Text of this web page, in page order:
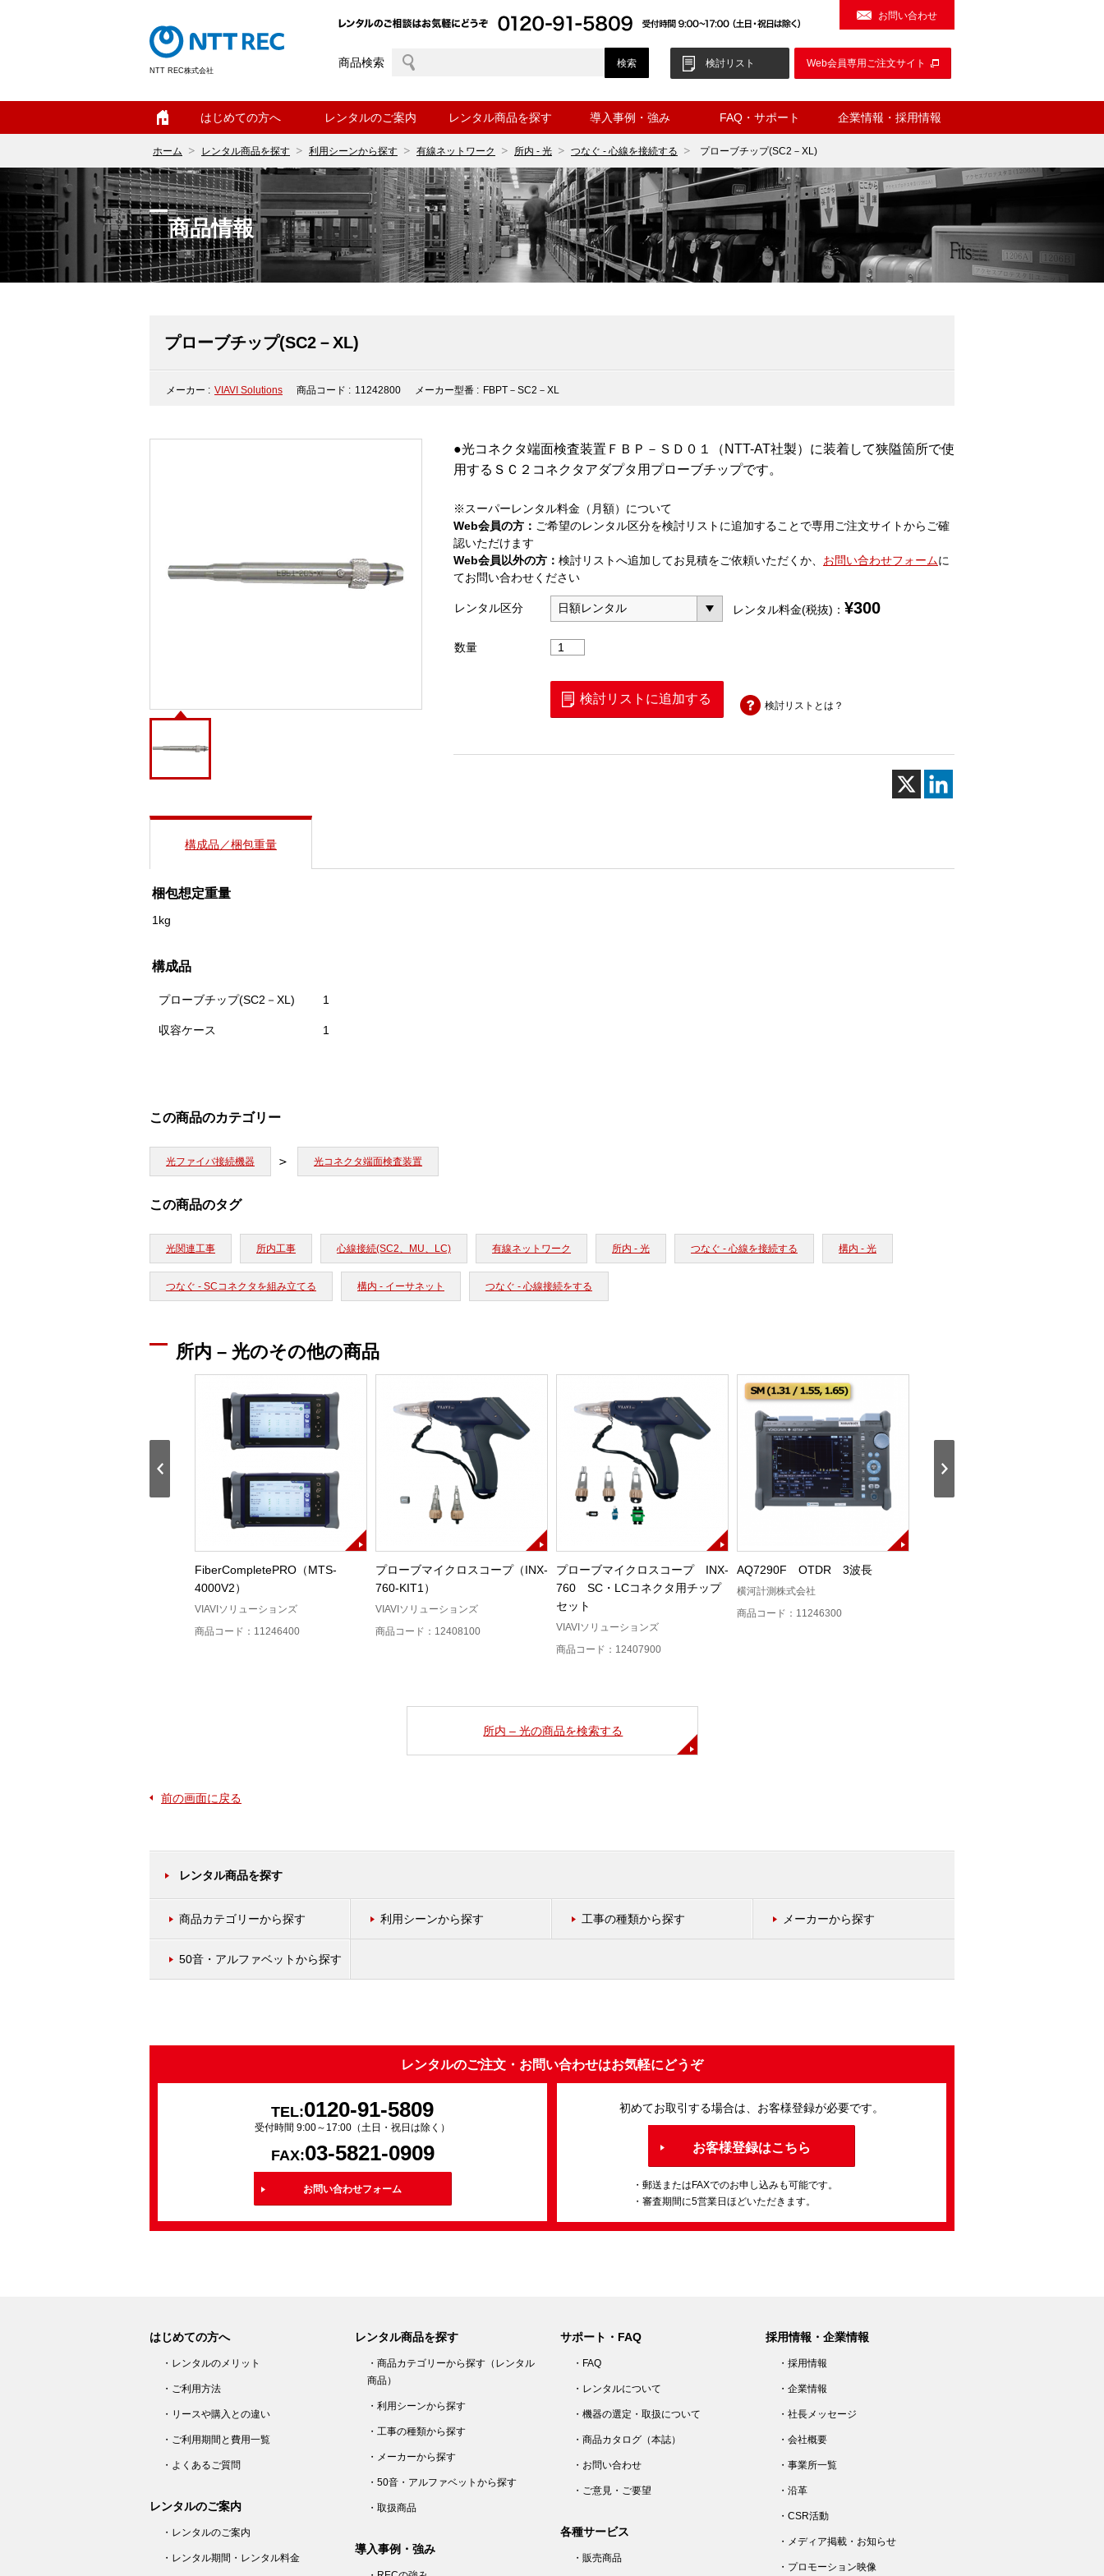
NTT REC株式会社
お問い合わせ
商品検索 検討リスト Web会員専用ご注文サイト
はじめての方へ レンタルのご案内 レンタル商品を探す 導入事例・強み FAQ・サポート 企業情報・採用情報
ホーム レンタル商品を探す 利用シーンから探す 有線ネットワーク 所内 - 光 つなぐ - 心線を接続する プローブチップ(SC2－XL)
商品情報
プローブチップ(SC2－XL)
メーカー : VIAVI Solutions 商品コード : 11242800 メーカー型番 : FBPT－SC2－XL
●光コネクタ端面検査装置ＦＢＰ－ＳＤ０１（NTT-AT社製）に装着して狭隘箇所で使
用するＳＣ２コネクタアダプタ用プローブチップです。
※スーパーレンタル料金（月額）について
Web会員の方： ご希望のレンタル区分を検討リストに追加することで専用ご注文サイトからご確
認いただけます
Web会員以外の方： 検討リストへ追加してお見積をご依頼いただくか、 お問い合わせフォームに
てお問い合わせください
レンタル区分 レンタル料金(税抜)： ¥300
数量
プ
ー
チ
検討リストに追加する 検討リストとは？
構成品／梱包重量
梱包想定重量
1kg
構成品
プローブチップ(SC2－XL) 1
収容ケース 1
この商品のカテゴリー
光ファイバ接続機器 光コネクタ端面検査装置
この商品のタグ
光関連工事 所内工事 心線接続(SC2、MU、LC) 有線ネットワーク 所内 - 光 つなぐ - 心線を接続する 構内 - 光
つなぐ - SCコネクタを組み立てる 構内 - イーサネット つなぐ - 心線接続をする
所内 – 光のその他の商品
FiberCompletePRO（MTS-
4000V2）
VIAVIソリューションズ
商品コード：11246400
プローブマイクロスコープ（INX-
760-KIT1）
VIAVIソリューションズ
商品コード：12408100
プローブマイクロスコープ INX-
760 SC・LCコネクタ用チップ
セット
VIAVIソリューションズ
商品コード：12407900
AQ7290F OTDR 3波長
横河計測株式会社
商品コード：11246300
所内 – 光の商品を検索する
前の画面に戻る
レンタル商品を探す
商品カテゴリーから探す 利用シーンから探す 工事の種類から探す メーカーから探す
50音・アルファベットから探す
レンタルのご注文・お問い合わせはお気軽にどうぞ
TEL:0120-91-5809
受付時間 9:00～17:00（土日・祝日は除く）
FAX:03-5821-0909
お問い合わせフォーム
初めてお取引する場合は、お客様登録が必要です。
お客様登録はこちら
・郵送またはFAXでのお申し込みも可能です。
・審査期間に5営業日ほどいただきます。
はじめての方へ
・レンタルのメリット
・ご利用方法
・リースや購入との違い
・ご利用期間と費用一覧
・よくあるご質問
レンタルのご案内
・レンタルのご案内
・レンタル期間・レンタル料金
レンタル商品を探す
・商品カテゴリーから探す（レンタル
商品）
・利用シーンから探す
・工事の種類から探す
・メーカーから探す
・50音・アルファベットから探す
・取扱商品
導入事例・強み
サポート・FAQ
・FAQ
・レンタルについて
・機器の選定・取扱について
・商品カタログ（本誌）
・お問い合わせ
・ご意見・ご要望
各種サービス
・販売商品
採用情報・企業情報
・採用情報
・企業情報
・社長メッセージ
・会社概要
・事業所一覧
・沿革
・CSR活動
・メディア掲載・お知らせ
・プロモーション映像